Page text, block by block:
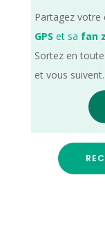
Partagez votre
GPS et sa fan
Sortez en toute
et vous suivent.